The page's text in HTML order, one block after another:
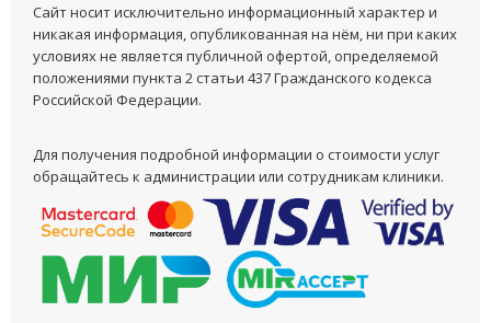
Сайт носит исключительно информационный характер и
никакая информация, опубликованная на нём, ни при каких
условиях не является публичной офертой, определяемой
положениями пункта 2 статьи 437 Гражданского кодекса
Российской Федерации.
Для получения подробной информации о стоимости услуг
обращайтесь к администрации или сотрудникам клиники.